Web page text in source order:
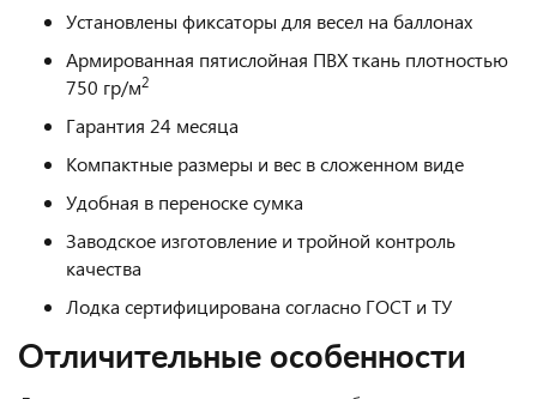
Установлены фиксаторы для весел на баллонах
Армированная пятислойная ПВХ ткань плотностью
750 гр/м2
Гарантия 24 месяца
Компактные размеры и вес в сложенном виде
Удобная в переноске сумка
Заводское изготовление и тройной контроль
качества
Лодка сертифицирована согласно ГОСТ и ТУ
Отличительные особенности